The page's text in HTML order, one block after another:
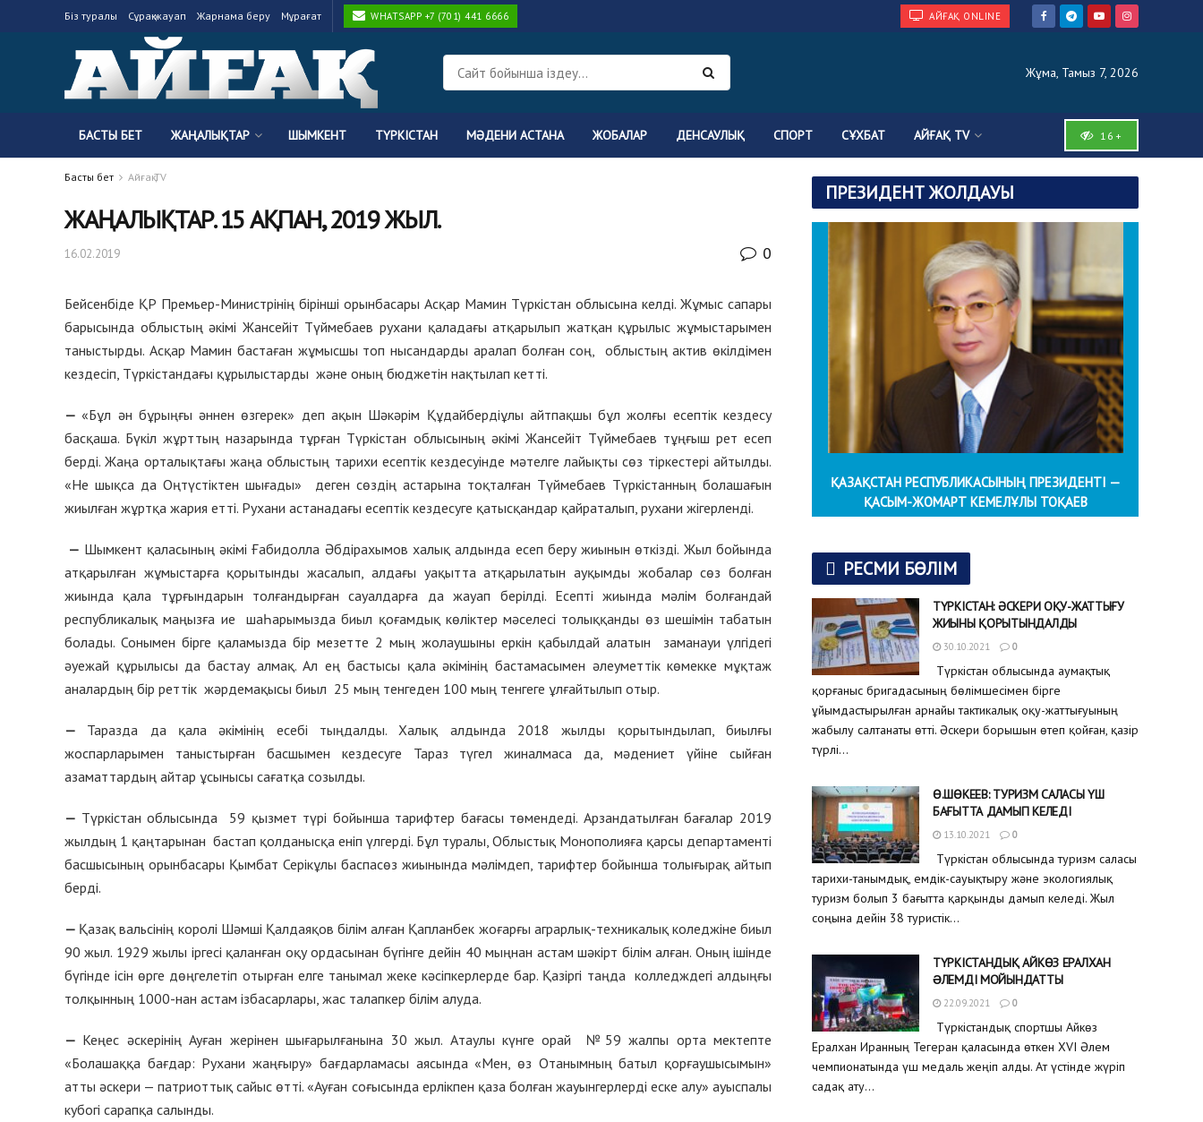
Біз туралы Сұрақ-жауап Жарнама беру Мұрағат WHATSAPP +7 (701) 441 6666 АЙҒАҚ ONLINE
Жұма, Тамыз 7, 2026
БАСТЫ БЕТ ЖАҢАЛЫҚТАР ШЫМКЕНТ ТҮРКІСТАН МӘДЕНИ АСТАНА ЖОБАЛАР ДЕНСАУЛЫҚ СПОРТ СҰХБАТ АЙҒАҚ TV 16+
Басты бет Айғақ TV
ЖАҢАЛЫҚТАР. 15 АҚПАН, 2019 ЖЫЛ.
16.02.2019 0
Бейсенбіде ҚР Премьер-Министрінің бірінші орынбасары Асқар Мамин Түркістан облысына келді. Жұмыс сапары
барысында облыстың әкімі Жансейіт Түймебаев рухани қаладағы атқарылып жатқан құрылыс жұмыстарымен
таныстырды. Асқар Мамин бастаған жұмысшы топ нысандарды аралап болған соң, облыстың актив өкілдімен
кездесіп, Түркістандағы құрылыстарды және оның бюджетін нақтылап кетті.
—«Бұл ән бұрыңғы әннен өзгерек» деп ақын Шәкәрім Құдайбердіұлы айтпақшы бұл жолғы есептік кездесу
басқаша. Бүкіл жұрттың назарында тұрған Түркістан облысының әкімі Жансейіт Түймебаев тұңғыш рет есеп
берді. Жаңа орталықтағы жаңа облыстың тариxи есептік кездесуінде мәтелге лайықты сөз тіркестері айтылды.
«Не шықса да Оңтүстіктен шығады» деген сөздің астарына тоқталған Түймебаев Түркістанның болашағын
жиылған жұртқа жария етті. Руxани астанадағы есептік кездесуге қатысқандар қайраталып, руxани жігерленді.
— Шымкент қаласының әкімі Ғабидолла Әбдірахымов халық алдында есеп беру жиынын өткізді. Жыл бойында
атқарылған жұмыстарға қорытынды жасалып, алдағы уақытта атқарылатын ауқымды жобалар сөз болған
жиында қала тұрғындарын толғандырған сауалдарға да жауап берілді. Есепті жиында мәлім болғандай
республикалық маңызға ие шаҺарымызда биыл қоғамдық көліктер мәселесі толыққанды өз шешімін табатын
болады. Сонымен бірге қаламызда бір мезетте 2 мың жолаушыны еркін қабылдай алатын заманауи үлгідегі
әуежай құрылысы да бастау алмақ. Ал ең бастысы қала әкімінің бастамасымен әлеуметтік көмекке мұқтаж
аналардың бір реттік жәрдемақысы биыл 25 мың тенгеден 100 мың тенгеге ұлғайтылып отыр.
— Таразда да қала әкімінің есебі тыңдалды. Халық алдында 2018 жылды қорытындылап, биылғы
жоспарларымен таныстырған басшымен кездесуге Тараз түгел жиналмаса да, мәдениет үйіне сыйған
азаматтардың айтар ұсынысы сағатқа созылды.
— Түркістан облысында 59 қызмет түрі бойынша тарифтер бағасы төмендеді. Арзандатылған бағалар 2019
жылдың 1 қаңтарынан бастап қолданысқа еніп үлгерді. Бұл туралы, Облыстық Монополияға қарсы департаменті
басшысының орынбасары Қымбат Серікұлы баспасөз жиынында мәлімдеп, тарифтер бойынша толығырақ айтып
берді.
— Қазақ вальсінің королі Шәмші Қалдаяқов білім алған Қапланбек жоғарғы аграрлық-техникалық коледжіне биыл
90 жыл. 1929 жылы іргесі қаланған оқу ордасынан бүгінге дейін 40 мыңнан астам шәкірт білім алған. Оның ішінде
бүгінде ісін өрге дөңгелетіп отырған елге танымал жеке кәсіпкерлерде бар. Қазіргі таңда колледждегі алдыңғы
толқынның 1000-нан астам ізбасарлары, жас талапкер білім алуда.
— Кеңес әскерінің Ауған жерінен шығарылғанына 30 жыл. Атаулы күнге орай №59 жалпы орта мектепте
«Болашаққа бағдар: Рухани жаңғыру» бағдарламасы аясында «Мен, өз Отанымның батыл қорғаушысымын»
атты әскери — патриоттық сайыс өтті. «Ауған соғысында ерлікпен қаза болған жауынгерлерді еске алу» ауыспалы
кубогі сарапқа салынды.
ПРЕЗИДЕНТ ЖОЛДАУЫ
ҚАЗАҚСТАН РЕСПУБЛИКАСЫНЫҢ ПРЕЗИДЕНТІ —
ҚАСЫМ-ЖОМАРТ КЕМЕЛҰЛЫ ТОҚАЕВ
РЕСМИ БӨЛІМ
ТҮРКІСТАН: ӘСКЕРИ ОҚУ-ЖАТТЫҒУ
ЖИЫНЫ ҚОРЫТЫНДАЛДЫ
30.10.2021 0
Түркістан облысында аумақтық
қорғаныс бригадасының бөлімшесімен бірге
ұйымдастырылған арнайы тактикалық оқу-жаттығуының
жабылу салтанаты өтті. Әскери борышын өтеп қойған, қазір
түрлі...
Ө.ШӨКЕЕВ: ТУРИЗМ САЛАСЫ ҮШ
БАҒЫТТА ДАМЫП КЕЛЕДІ
13.10.2021 0
Түркістан облысында туризм саласы
тарихи-танымдық, емдік-сауықтыру және экологиялық
туризм болып 3 бағытта қарқынды дамып келеді. Жыл
соңына дейін 38 туристік...
ТҮРКІСТАНДЫҚ АЙКӨЗ ЕРАЛХАН
ƏЛЕМДІ МОЙЫНДАТТЫ
22.09.2021 0
Түркістандық спортшы Айкөз
Ералхан Иранның Тегеран қаласында өткен XVI Әлем
чемпионатында үш медаль жеңіп алды. Ат үстінде жүріп
садақ ату...